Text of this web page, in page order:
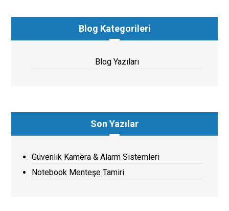
Blog Kategorileri
Blog Yazıları
Son Yazılar
Güvenlik Kamera & Alarm Sistemleri
Notebook Menteşe Tamiri